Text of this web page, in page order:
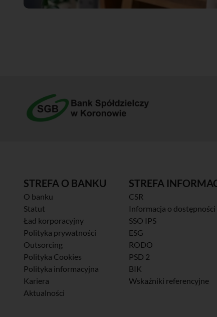
STREFA O BANKU
O banku
Statut
Ład korporacyjny
Polityka prywatności
Outsorcing
Polityka Cookies
Polityka informacyjna
Kariera
Aktualności
STREFA
CSR
Informacja o dostępności
SSO IPS
ESG
RODO
PSD 2
BIK
Wskaźniki referencyjne